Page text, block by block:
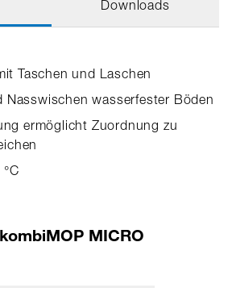
Downloads
Taschen und Laschen
Nasswischen wasserfester Böden
ermöglicht Zuordnung zu
MICRO